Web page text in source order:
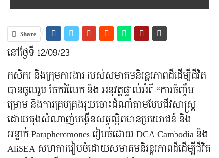
Share
នៅថ្ងែទី 12/09/23
កសិករ និងក្រុមការងារ របស់សមាគមនិរន្តរភាពដីដើម្បីជីវិត
បានចូលរួម ចែករំលែក និង អនុវត្តផ្ទាល់អំពី “ការចិញ្ចឹម
ម្រោម និងការគ្រប់គ្រងរុយចោះដំណាំតាមបែបជីវសាស្រ្ត
ដោយធុងសំណាញ់បង្កើនសត្វល្អិតមានប្រយោជន៍ និង
អន្ទាក់ Parapheromones រៀបចំដោយ DCA Cambodia និង
AliSEA សហការរៀបចំដោយសមាគមនិរន្តរភាពដីដើម្បីជីវិត